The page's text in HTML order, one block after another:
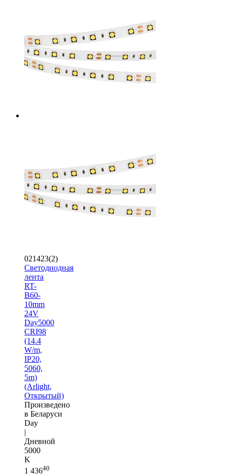
021423(2)
Светодиодная
лента
RT-
B60-
10mm
24V
Day5000
CRI98
(14.4
W/m,
IP20,
5060,
5m)
(Arlight,
Открытый)
Произведено
в Беларуси
Day
|
Дневной
5000
K
1 43640